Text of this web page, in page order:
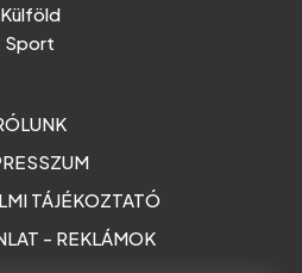
Külföld
Sport
TÁJÉKOZTATÓ
- REKLÁMOK